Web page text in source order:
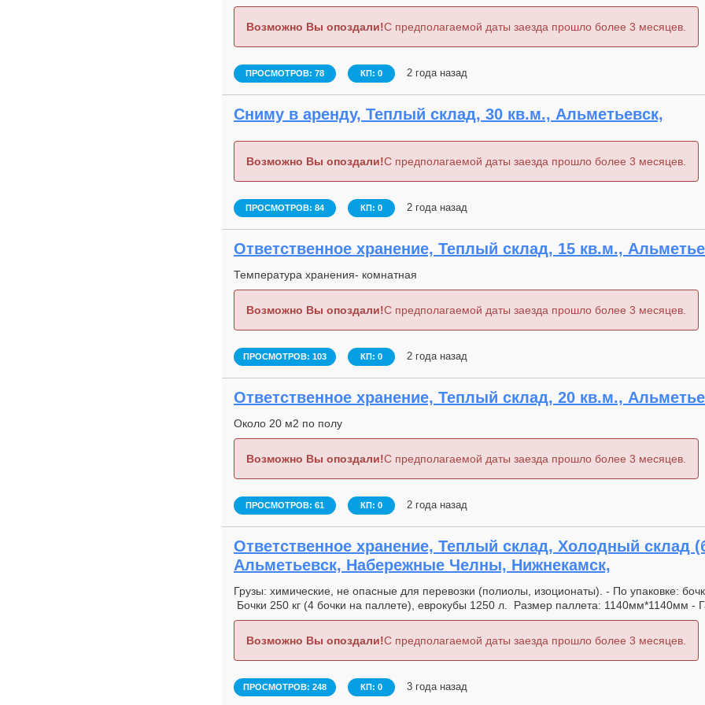
Возможно Вы опоздали!С предполагаемой даты заезда прошло более 3 месяцев.
ПРОСМОТРОВ: 78 КП: 0 2 года назад
Сниму в аренду, Теплый склад, 30 кв.м., Альметьевск,
Возможно Вы опоздали!С предполагаемой даты заезда прошло более 3 месяцев.
ПРОСМОТРОВ: 84 КП: 0 2 года назад
Ответственное хранение, Теплый склад, 15 кв.м.,
Температура хранения- комнатная
Возможно Вы опоздали!С предполагаемой даты заезда прошло более 3 месяцев.
ПРОСМОТРОВ: 103 КП: 0 2 года назад
Ответственное хранение, Теплый склад, 20 кв.м.,
Около 20 м2 по полу
Возможно Вы опоздали!С предполагаемой даты заезда прошло более 3 месяцев.
ПРОСМОТРОВ: 61 КП: 0 2 года назад
Ответственное хранение, Теплый склад, Холодный склад
Альметьевск, Набережные Челны, Нижнекамск,
Грузы: химические, не опасные для перевозки (полиолы, изоционаты). - По упаковке:
Бочки 250 кг (4 бочки на паллете), еврокубы 1250 л. Размер паллета: 1140мм*1140мм
Возможно Вы опоздали!С предполагаемой даты заезда прошло более 3 месяцев.
ПРОСМОТРОВ: 248 КП: 0 3 года назад